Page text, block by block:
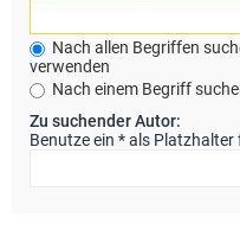
Nach allen Begriffen
verwenden
Nach einem Begriff
Zu suchender Autor:
Benutze ein * als